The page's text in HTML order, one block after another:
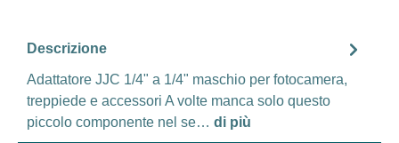
Descrizione
Adattatore JJC 1/4" a 1/4" maschio per fotocamera,
treppiede e accessori A volte manca solo questo
piccolo componente nel se… di più